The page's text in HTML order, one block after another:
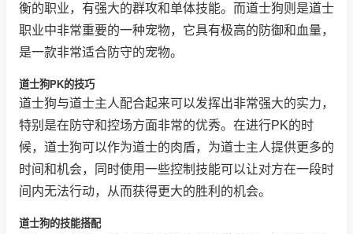
衡的职业，有强大的群攻和单体技能。而道士狗则是道士
职业中非常重要的一种宠物，它具有极高的防御和血量，
是一款非常适合防守的宠物。
道士狗PK的技巧
道士狗与道士主人配合起来可以发挥出非常强大的实力，
特别是在防守和控场方面非常的优秀。在进行PK的时
候，道士狗可以作为道士的肉盾，为道士主人提供更多的
时间和机会，同时使用一些控制技能可以让对方在一段时
间内无法行动，从而获得更大的胜利的机会。
道士狗的技能搭配